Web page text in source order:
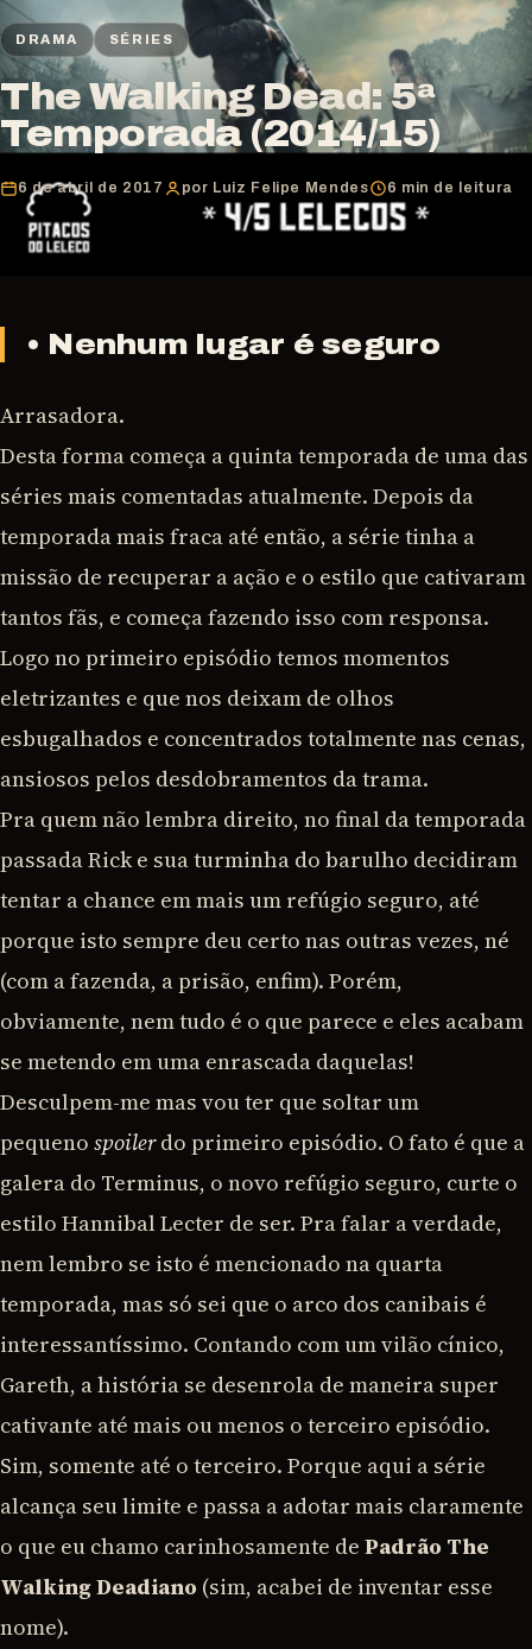
DRAMA SÉRIES
The Walking Dead: 5ª
Temporada (2014/15)
6 de abril de 2017 por Luiz Felipe Mendes 6 min de leitura
• Nenhum lugar é seguro
Arrasadora.
Desta forma começa a quinta temporada de uma das
séries mais comentadas atualmente. Depois da
temporada mais fraca até então, a série tinha a
missão de recuperar a ação e o estilo que cativaram
tantos fãs, e começa fazendo isso com responsa.
Logo no primeiro episódio temos momentos
eletrizantes e que nos deixam de olhos
esbugalhados e concentrados totalmente nas cenas,
ansiosos pelos desdobramentos da trama.
Pra quem não lembra direito, no final da temporada
passada Rick e sua turminha do barulho decidiram
tentar a chance em mais um refúgio seguro, até
porque isto sempre deu certo nas outras vezes, né
(com a fazenda, a prisão, enfim). Porém,
obviamente, nem tudo é o que parece e eles acabam
se metendo em uma enrascada daquelas!
Desculpem-me mas vou ter que soltar um
pequeno spoilerdo primeiro episódio. O fato é que a
galera do Terminus, o novo refúgio seguro, curte o
estilo Hannibal Lecter de ser. Pra falar a verdade,
nem lembro se isto é mencionado na quarta
temporada, mas só sei que o arco dos canibais é
interessantíssimo. Contando com um vilão cínico,
Gareth, a história se desenrola de maneira super
cativante até mais ou menos o terceiro episódio.
Sim, somente até o terceiro. Porque aqui a série
alcança seu limite e passa a adotar mais claramente
o que eu chamo carinhosamente de Padrão The
Walking Deadiano (sim, acabei de inventar esse
nome).